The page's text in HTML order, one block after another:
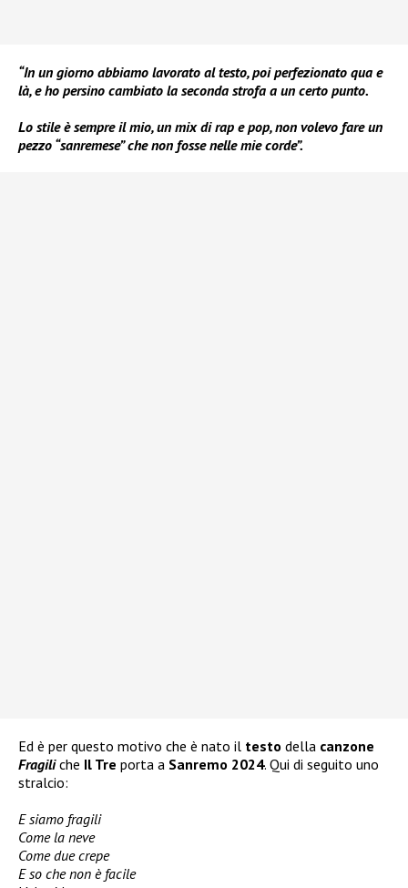
“In un giorno abbiamo lavorato al testo, poi perfezionato qua e
là, e ho persino cambiato la seconda strofa a un certo punto.
Lo stile è sempre il mio, un mix di rap e pop, non volevo fare un
pezzo “sanremese” che non fosse nelle mie corde”.
Ed è per questo motivo che è nato il testo della canzone
Fragiliche Il Tre porta a Sanremo 2024. Qui di seguito uno
stralcio:
E siamo fragili
Come la neve
Come due crepe
E so che non è facile